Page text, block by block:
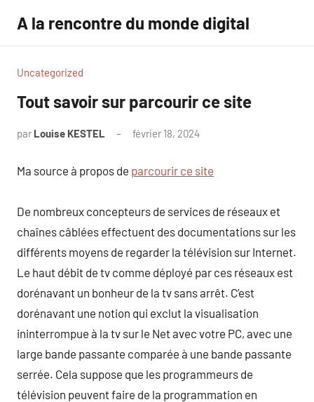
contenu
A la rencontre du monde digital
Uncategorized
Tout savoir sur parcourir ce site
par Louise KESTEL février 18, 2024
Ma source à propos de parcourir ce site
De nombreux concepteurs de services de réseaux et
chaînes câblées effectuent des documentations sur les
différents moyens de regarder la télévision sur Internet.
Le haut débit de tv comme déployé par ces réseaux est
dorénavant un bonheur de la tv sans arrêt. C’est
dorénavant une notion qui exclut la visualisation
ininterrompue à la tv sur le Net avec votre PC, avec une
large bande passante comparée à une bande passante
serrée. Cela suppose que les programmeurs de
télévision peuvent faire de la programmation en